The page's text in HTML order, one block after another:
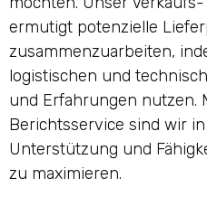
ermutigt potenzielle
zusammenzuarbeiten,
logistischen und
und Erfahrungen nutzen.
Berichtsservice sind wir
Unterstützung und
zu maximieren.